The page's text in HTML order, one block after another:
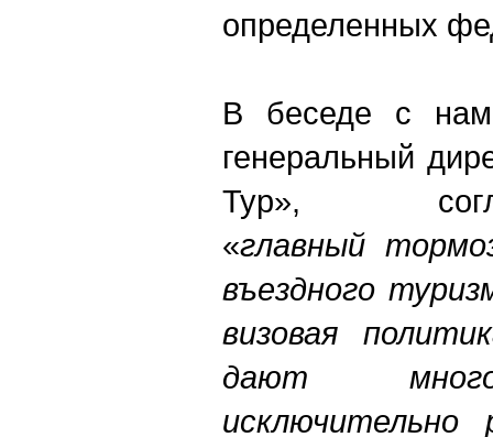
определенных
В беседе с
генеральный
Тур»,
«главный
въездного
визовая
дают